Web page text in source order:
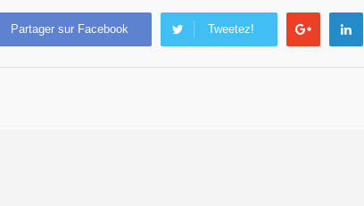
Partager sur Facebook Tweetez!